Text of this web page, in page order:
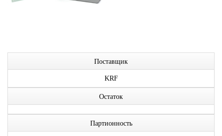
Поставщик
KRF
Остаток
Партионность